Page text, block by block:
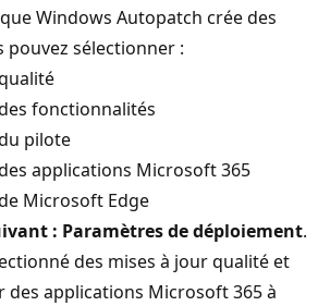
Windows Autopatch crée des
pouvez sélectionner :
fonctionnalités
pilote
applications Microsoft 365
Microsoft Edge
: Paramètres de déploiement.
des mises à jour qualité et
des applications Microsoft 365 à